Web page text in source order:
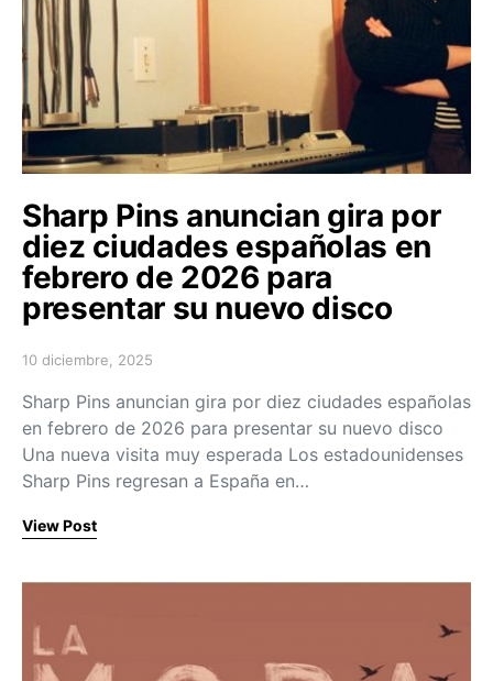
Sharp Pins anuncian gira por
diez ciudades españolas en
febrero de 2026 para
presentar su nuevo disco
Posted on
10 diciembre, 2025
Sharp Pins anuncian gira por diez ciudades españolas
en febrero de 2026 para presentar su nuevo disco
Una nueva visita muy esperada Los estadounidenses
Sharp Pins regresan a España en…
View Post